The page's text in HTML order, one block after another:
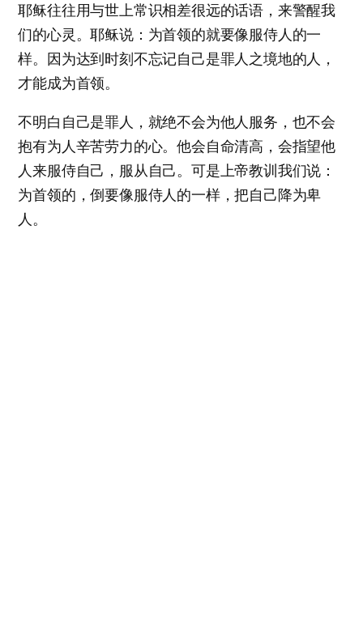
耶稣往往用与世上常识相差很远的话语，来警醒我
们的心灵。耶稣说：为首领的就要像服侍人的一
样。因为达到时刻不忘记自己是罪人之境地的人，
才能成为首领。
不明白自己是罪人，就绝不会为他人服务，也不会
抱有为人辛苦劳力的心。他会自命清高，会指望他
人来服侍自己，服从自己。可是上帝教训我们说：
为首领的，倒要像服侍人的一样，把自己降为卑
人。